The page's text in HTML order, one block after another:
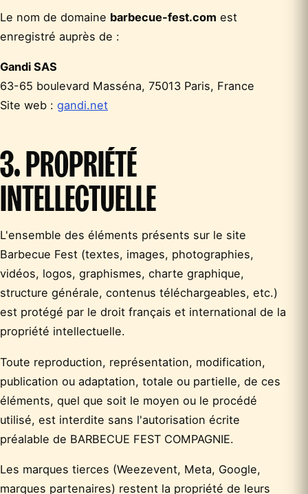
Le nom de domaine barbecue-fest.com est
enregistré auprès de :
Gandi SAS
63-65 boulevard Masséna, 75013 Paris, France
Site web : gandi.net
3. PROPRIÉTÉ
INTELLECTUELLE
L'ensemble des éléments présents sur le site
Barbecue Fest (textes, images, photographies,
vidéos, logos, graphismes, charte graphique,
structure générale, contenus téléchargeables, etc.)
est protégé par le droit français et international de la
propriété intellectuelle.
Toute reproduction, représentation, modification,
publication ou adaptation, totale ou partielle, de ces
éléments, quel que soit le moyen ou le procédé
utilisé, est interdite sans l'autorisation écrite
préalable de BARBECUE FEST COMPAGNIE.
Les marques tierces (Weezevent, Meta, Google,
marques partenaires) restent la propriété de leurs